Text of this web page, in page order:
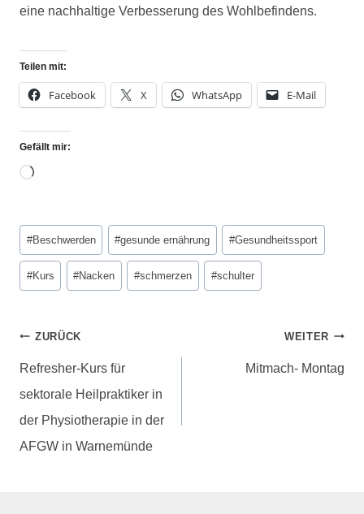
eine nachhaltige Verbesserung des Wohlbefindens.
Teilen mit:
Facebook X WhatsApp E-Mail
Gefällt mir:
#Beschwerden #gesunde ernährung #Gesundheitssport
#Kurs #Nacken #schmerzen #schulter
ZURÜCK
Refresher-Kurs für
sektorale Heilpraktiker in
der Physiotherapie in der
AFGW in Warnemünde
WEITER
Mitmach- Montag